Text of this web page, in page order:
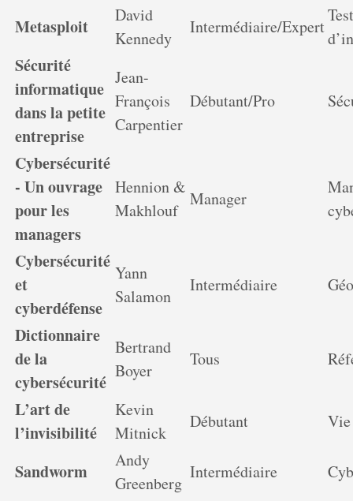
Metasploit
David
Kennedy
Intermédiaire/Expert
Sécurité
informatique
dans la petite
entreprise
Jean-
François
Carpentier
Débutant/Pro
Cybersécurité
- Un ouvrage
pour les
managers
Hennion &
Makhlouf
Manager
Cybersécurité
et
cyberdéfense
Yann
Salamon
Intermédiaire
Dictionnaire
de la
cybersécurité
Bertrand
Boyer
Tous
L’art de
l’invisibilité
Kevin
Mitnick
Débutant
Sandworm
Andy
Greenberg
Intermédiaire